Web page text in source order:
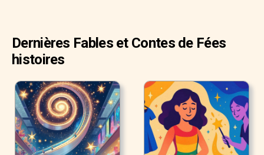
Dernières Fables et Contes de Fées
histoires